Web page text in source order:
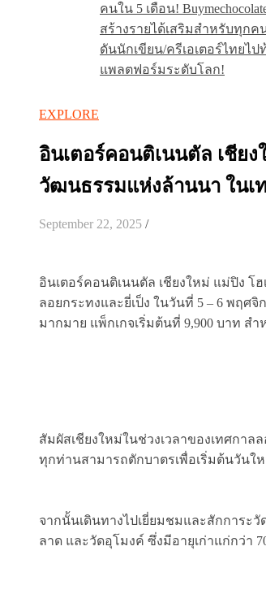
คนใน 5 เดือน!
สร้างรายได้เสริมสำหรับทุกค
ดันนักเขียน/ครีเอเตอร์ไทยไป
แพลตฟอร์มระดับโลก!
EXPLORE
อินเตอร์คอนติเนนตัล เชีย
วัฒนธรรมแห่งล้านนา ในเ
September 22, 2025 /
อินเตอร์คอนติเนนตัล เชียงใหม่ แม่ปิง
ลอยกระทงและยี่เป็ง ในวันที่ 5 – 6 พฤศจิ
มากมาย แพ็กเกจเริ่มต้นที่ 9,900 บาท ส
สัมผัสเชียงใหม่ในช่วงเวลาของเทศกาล
ทุกท่านสามารถตักบาตรเพื่อเริ่มต้นวัน
จากนั้นเดินทางไปเยี่ยมชมและสักการะ
ลาด และวัดอุโมงค์ ซึ่งมีอายุเก่าแก่กว่า